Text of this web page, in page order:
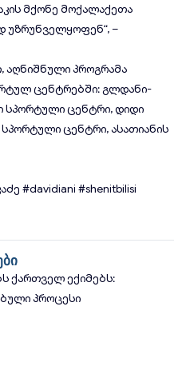
მქონე მოქალაქეთა
უზრუნველყოფენ“, –
აღნიშნული პროგრამა
ცენტრებში: გლდანი-
სპორტული ცენტრი, დიდი
ცენტრი, ასათიანის
#davidiani #shenitbilisi
ქართველ ექიმებს:
პროცესი